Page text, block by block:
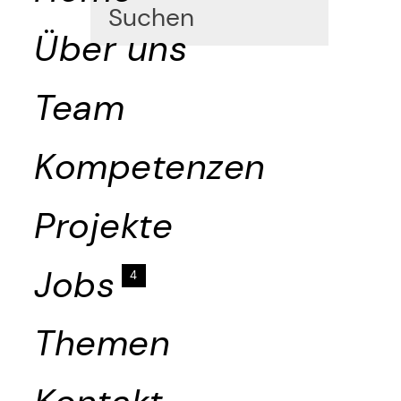
Über uns
Team
Kompetenzen
Projekte
Jobs
4
Themen